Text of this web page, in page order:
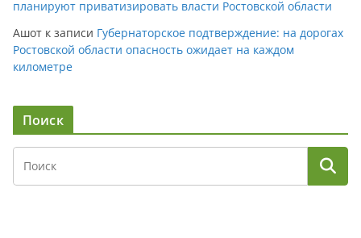
планируют приватизировать власти Ростовской области
Ашот к записи Губернаторское подтверждение: на дорогах
Ростовской области опасность ожидает на каждом
километре
Поиск